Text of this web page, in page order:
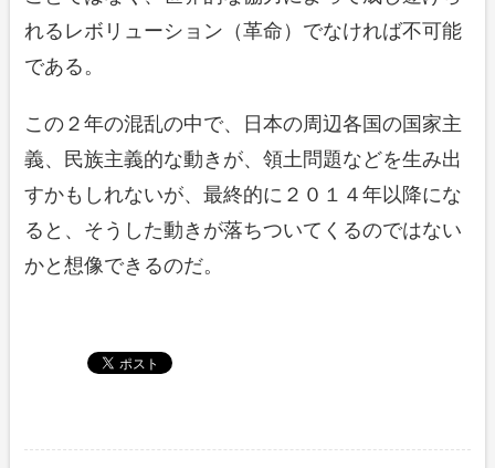
れるレボリューション（革命）でなければ不可能
である。
この２年の混乱の中で、日本の周辺各国の国家主
義、民族主義的な動きが、領土問題などを生み出
すかもしれないが、最終的に２０１４年以降にな
ると、そうした動きが落ちついてくるのではない
かと想像できるのだ。